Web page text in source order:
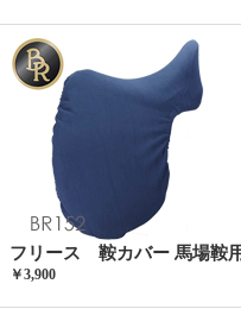
フリース 鞍カバー 馬場鞍
￥3,900